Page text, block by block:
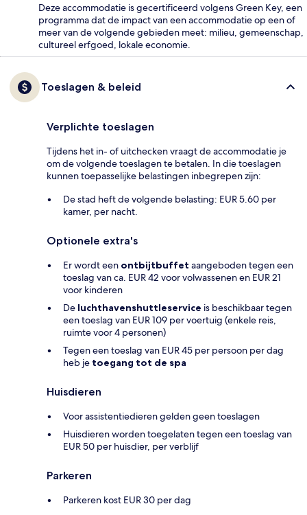
Deze accommodatie is gecertificeerd volgens Green Key, een
programma dat de impact van een accommodatie op een of
meer van de volgende gebieden meet: milieu, gemeenschap,
cultureel erfgoed, lokale economie.
Toeslagen & beleid
Verplichte toeslagen
Tijdens het in- of uitchecken vraagt de accommodatie je
om de volgende toeslagen te betalen. In die toeslagen
kunnen toepasselijke belastingen inbegrepen zijn:
De stad heft de volgende belasting: EUR 5.60 per
kamer, per nacht.
Optionele extra's
Er wordt een ontbijtbuffet aangeboden tegen een
toeslag van ca. EUR 42 voor volwassenen en EUR 21
voor kinderen
De luchthavenshuttleservice is beschikbaar tegen
een toeslag van EUR 109 per voertuig (enkele reis,
ruimte voor 4 personen)
Tegen een toeslag van EUR 45 per persoon per dag
heb je toegang tot de spa
Huisdieren
Voor assistentiedieren gelden geen toeslagen
Huisdieren worden toegelaten tegen een toeslag van
EUR 50 per huisdier, per verblijf
Parkeren
Parkeren kost EUR 30 per dag